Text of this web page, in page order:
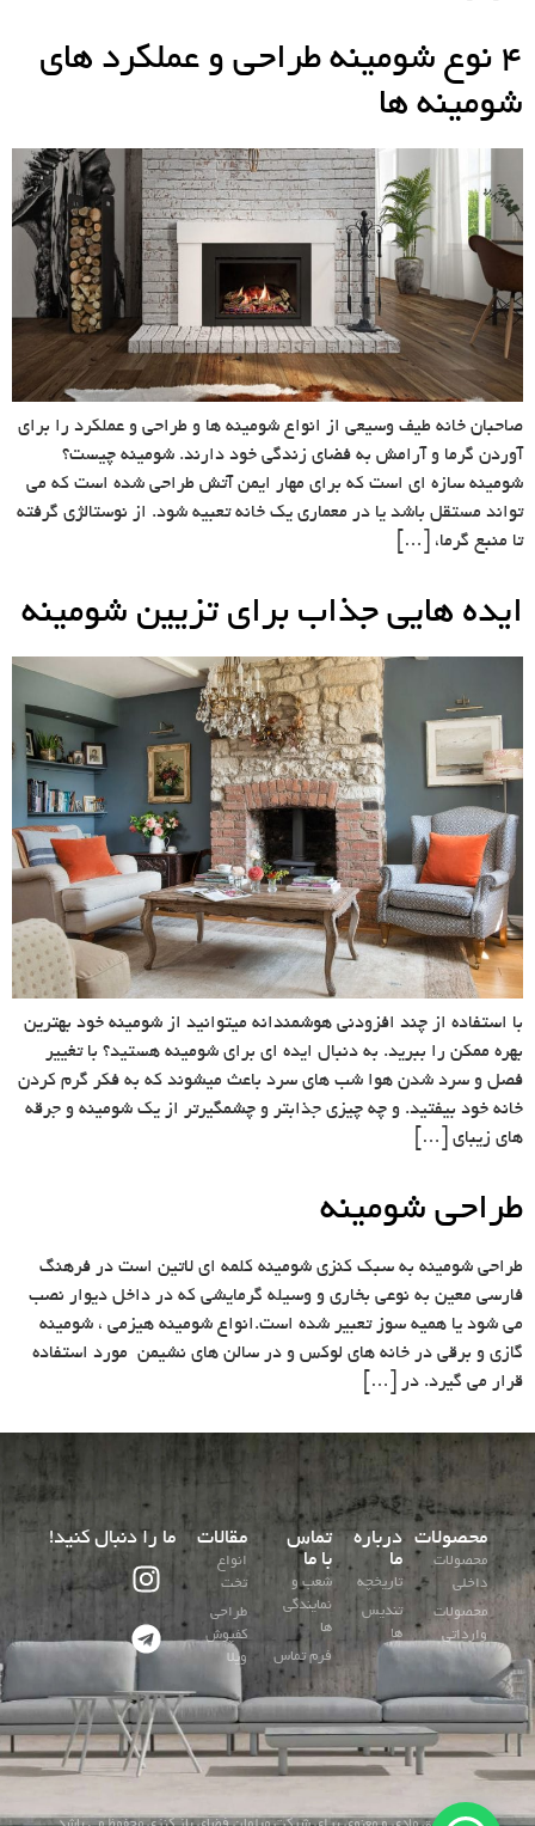
4 نوع شومینه طراحی و عملکرد های
شومینه ها
صاحبان خانه طیف وسیعی از انواع شومینه ها و طراحی و عملکرد را برای
آوردن گرما و آرامش به فضای زندگی خود دارند. شومینه چیست؟
شومینه سازه ای است که برای مهار ایمن آتش طراحی شده است که می
تواند مستقل باشد یا در معماری یک خانه تعبیه شود. از نوستالژی گرفته
تا منبع گرما، […]
ایده هایی جذاب برای تزیین شومینه
با استفاده از چند افزودنی هوشمندانه میتوانید از شومینه خود بهترین
بهره ممکن را ببرید. به دنبال ایده ای برای شومینه هستید؟ با تغییر
فصل و سرد شدن هوا شب های سرد باعث میشوند که به فکر گرم کردن
خانه خود بیفتید. و چه چیزی جذابتر و چشمگیرتر از یک شومینه و جرقه
های زیبای […]
طراحی شومینه
طراحی شومینه به سبک کنزی شومینه کلمه ای لاتین است در فرهنگ
فارسی معین به نوعی بخاری و وسیله گرمایشی که در داخل دیوار نصب
می شود یا همیه سوز تعبیر شده است.انواع شومینه هیزمی ، شومینه
گازی و برقی در خانه های لوکس و در سالن های نشیمن مورد استفاده
قرار می گیرد. در […]
محصولات
محصولات
داخلی
محصولات
وارداتی
درباره
ما
تاریخچه
تندیس
ها
تماس
با ما
شعب و
نمایندگی
ها
فرم تماس
مقالات
انواع
تخت
طراحی
کفپوش
ویلا
ما را دنبال کنید!